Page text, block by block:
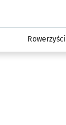
Rowerzyści